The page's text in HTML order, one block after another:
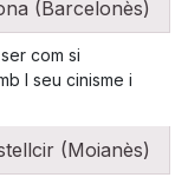
(Barcelonès)
com si
l seu cinisme i
(Moianès)